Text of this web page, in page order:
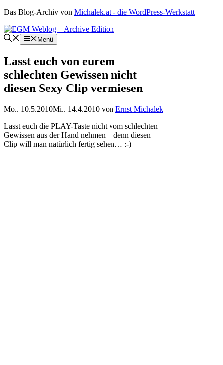
Zum
springen
Das Blog-Archiv von Michalek.at - die WordPress-Werkstatt
Menü
Lasst euch von eurem
schlechten Gewissen nicht
diesen Sexy Clip vermiesen
Mo.. 10.5.2010Mi.. 14.4.2010 von Ernst Michalek
Lasst euch die PLAY-Taste nicht vom schlechten
Gewissen aus der Hand nehmen – denn diesen
Clip will man natürlich fertig sehen… :-)